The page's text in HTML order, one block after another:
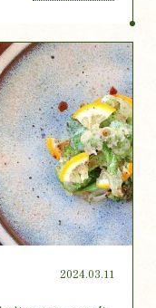
2024.03.11